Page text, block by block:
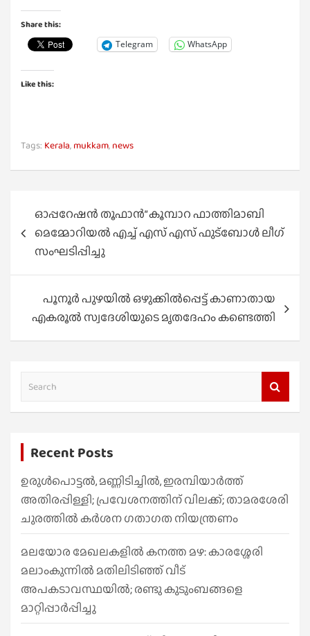
Share this:
Telegram WhatsApp
Like this:
Tags: Kerala, mukkam, news
navigation
ഓപ്പറേഷൻ തൂഫാൻ” കൂമ്പാറ ഫാത്തിമാബി
മെമ്മോറിയൽ എച്ച് എസ് എസ് ഫുട്ബോൾ ലീഗ്
സംഘടിപ്പിച്ചു
പൂനൂർ പുഴയിൽ ഒഴുക്കിൽപ്പെട്ട് കാണാതായ
എകരൂൽ സ്വദേശിയുടെ മൃതദേഹം കണ്ടെത്തി
a
h
Recent Posts
ഉരുൾപൊട്ടൽ, മണ്ണിടിച്ചിൽ, ഇരമ്പിയാര്‍ത്ത്
അതിരപ്പിള്ളി; പ്രവേശനത്തിന് വിലക്ക്; താമരശേരി
ചുരത്തില്‍ കര്‍ശന ഗതാഗത നിയന്ത്രണം
മലയോര മേഖലകളിൽ കനത്ത മഴ: കാരശ്ശേരി
മലാംകുന്നിൽ മതിലിടിഞ്ഞ് വീട്
അപകടാവസ്ഥയിൽ; രണ്ടു കുടുംബങ്ങളെ
മാറ്റിപ്പാർപ്പിച്ചു